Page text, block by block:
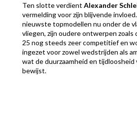
Ten slotte verdient Alexander
vermelding voor zijn blijvende
nieuwste topmodellen nu onder de
vliegen, zijn oudere ontwerpen zoals
25 nog steeds zeer competitief en
ingezet voor zowel wedstrijden als
wat de duurzaamheid en
bewijst.